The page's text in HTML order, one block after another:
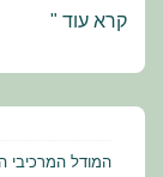
אנטישמיות
קרא עוד "
המודל המרכיבי